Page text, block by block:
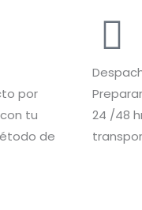
por
tu
de
24 /48